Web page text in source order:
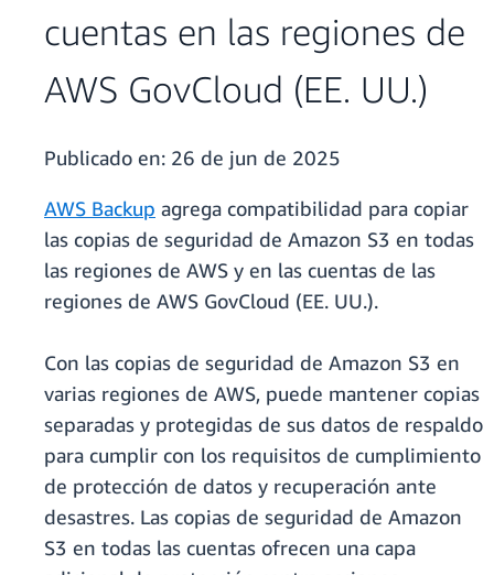
cuentas en las regiones de
AWS GovCloud (EE. UU.)
Publicado en: 26 de jun de 2025
AWS Backup agrega compatibilidad para copiar
las copias de seguridad de Amazon S3 en todas
las regiones de AWS y en las cuentas de las
regiones de AWS GovCloud (EE. UU.).
Con las copias de seguridad de Amazon S3 en
varias regiones de AWS, puede mantener copias
separadas y protegidas de sus datos de respaldo
para cumplir con los requisitos de cumplimiento
de protección de datos y recuperación ante
desastres. Las copias de seguridad de Amazon
S3 en todas las cuentas ofrecen una capa